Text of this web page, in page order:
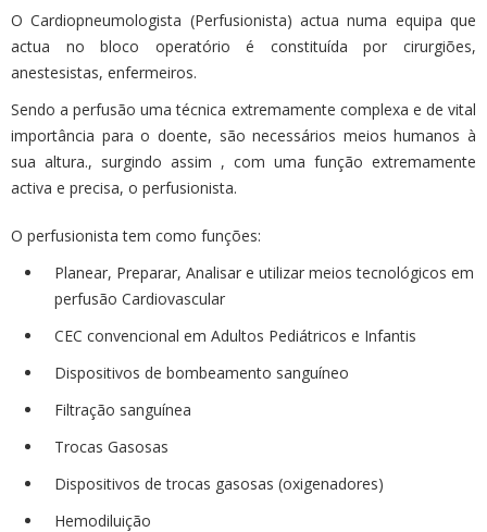
O Cardiopneumologista (Perfusionista) actua numa equipa que
actua no bloco operatório é constituída por cirurgiões,
anestesistas, enfermeiros.
Sendo a perfusão uma técnica extremamente complexa e de vital
importância para o doente, são necessários meios humanos à
sua altura., surgindo assim , com uma função extremamente
activa e precisa, o perfusionista.
O perfusionista tem como funções:
Planear, Preparar, Analisar e utilizar meios tecnológicos em
perfusão Cardiovascular
CEC convencional em Adultos Pediátricos e Infantis
Dispositivos de bombeamento sanguíneo
Filtração sanguínea
Trocas Gasosas
Dispositivos de trocas gasosas (oxigenadores)
Hemodiluição